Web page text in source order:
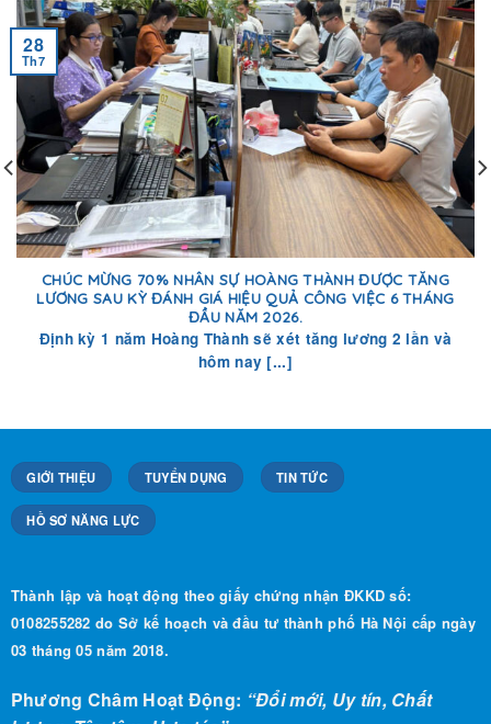
CHÚC MỪNG 70% NHÂN SỰ HOÀNG THÀNH ĐƯỢC TĂNG
LƯƠNG SAU KỲ ĐÁNH GIÁ HIỆU QUẢ CÔNG VIỆC 6 THÁNG
ĐẦU NĂM 2026.
Định kỳ 1 năm Hoàng Thành sẽ xét tăng lương 2 lần và
hôm nay [...]
28
Th7
HỒ SƠ NĂNG LỰC
0108255282 do Sở kế hoạch và đầu tư thành phố Hà Nội cấp ngày
03 tháng 05 năm 2018.
lượng, Tận tâm, Hợp tác”